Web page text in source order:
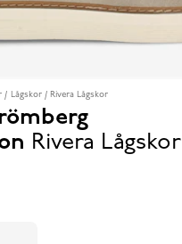
Lågskor Rivera Lågskor
Rivera Lågskor